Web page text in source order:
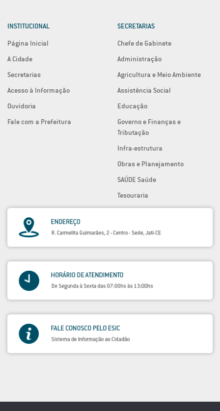
INSTITUCIONAL
Página Inicial
A Cidade
Secretarias
Acesso à Informação
Ouvidoria
Fale com a Prefeitura
SECRETARIAS
Chefe de Gabinete
Administração
Agricultura e Meio Ambiente
Assistência Social
Educação
Governo e Finanças e
Tributação
Infra-estrutura
Obras e Planejamento
SAÚDE Saúde
Tesouraria